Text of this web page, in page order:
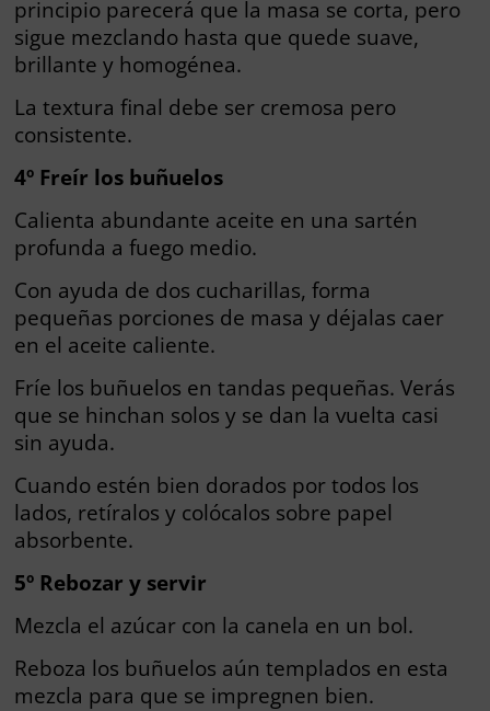
principio parecerá que la masa se corta, pero
sigue mezclando hasta que quede suave,
brillante y homogénea.
La textura final debe ser cremosa pero
consistente.
4º Freír los buñuelos
Calienta abundante aceite en una sartén
profunda a fuego medio.
Con ayuda de dos cucharillas, forma
pequeñas porciones de masa y déjalas caer
en el aceite caliente.
Fríe los buñuelos en tandas pequeñas. Verás
que se hinchan solos y se dan la vuelta casi
sin ayuda.
Cuando estén bien dorados por todos los
lados, retíralos y colócalos sobre papel
absorbente.
5º Rebozar y servir
Mezcla el azúcar con la canela en un bol.
Reboza los buñuelos aún templados en esta
mezcla para que se impregnen bien.